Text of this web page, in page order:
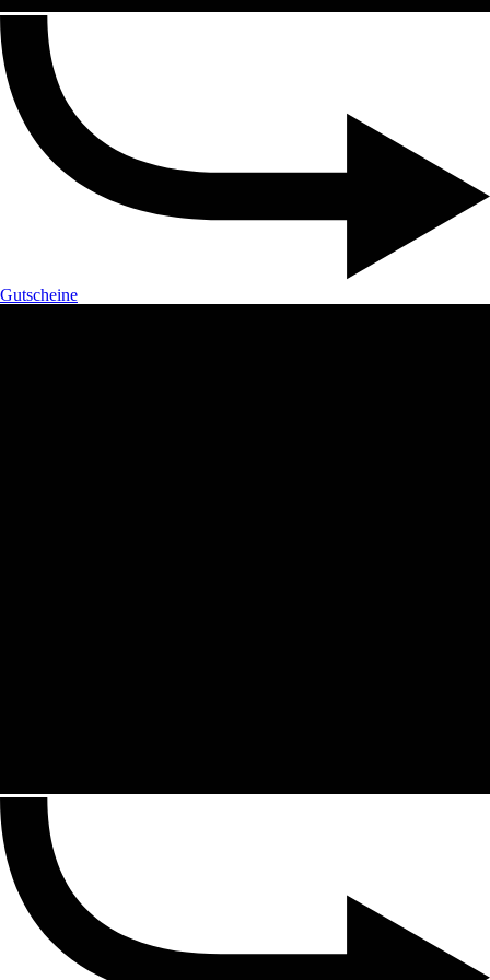
Gutscheine